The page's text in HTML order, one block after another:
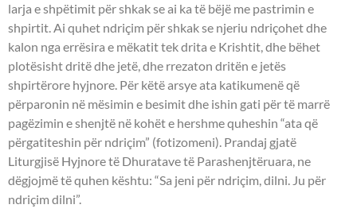
larja e shpëtimit për shkak se ai ka të bëjë me pastrimin e
shpirtit. Ai quhet ndriçim për shkak se njeriu ndriçohet dhe
kalon nga errësira e mëkatit tek drita e Krishtit, dhe bëhet
plotësisht dritë dhe jetë, dhe rrezaton dritën e jetës
shpirtërore hyjnore. Për këtë arsye ata katikumenë që
përparonin në mësimin e besimit dhe ishin gati për të marrë
pagëzimin e shenjtë në kohët e hershme quheshin “ata që
përgatiteshin për ndriçim” (fotizomeni). Prandaj gjatë
Liturgjisë Hyjnore të Dhuratave të Parashenjtëruara, ne
dëgjojmë të quhen kështu: “Sa jeni për ndriçim, dilni. Ju për
ndriçim dilni”.